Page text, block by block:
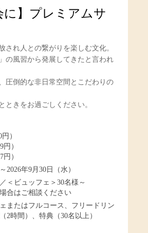
に】プレミアムサ
され人との繋がりを楽しむ文化。
の風習から発展してきたと言われ
圧倒的な非日常空間とこだわりの
ときをお過ごしください。
）
）
）
2026年9月30日（水）
＜ビュッフェ＞30名様～
合はご相談ください
またはフルコース、フリードリン
2時間）、特典（30名以上）